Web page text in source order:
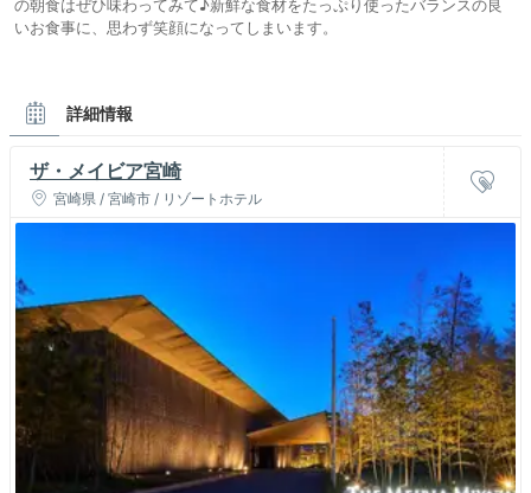
の朝食はぜひ味わってみて♪新鮮な食材をたっぷり使ったバランスの良
いお食事に、思わず笑顔になってしまいます。
詳細情報
ザ・メイビア宮崎
宮崎県 / 宮崎市 / リゾートホテル